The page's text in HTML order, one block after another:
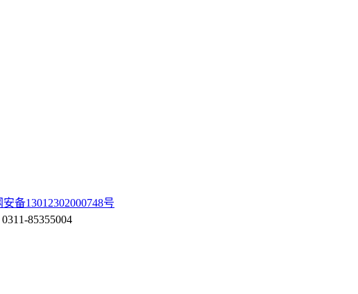
备13012302000748号
85355004